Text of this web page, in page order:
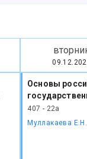
Основы
407 - 22а
Муллакаева Е.Н.